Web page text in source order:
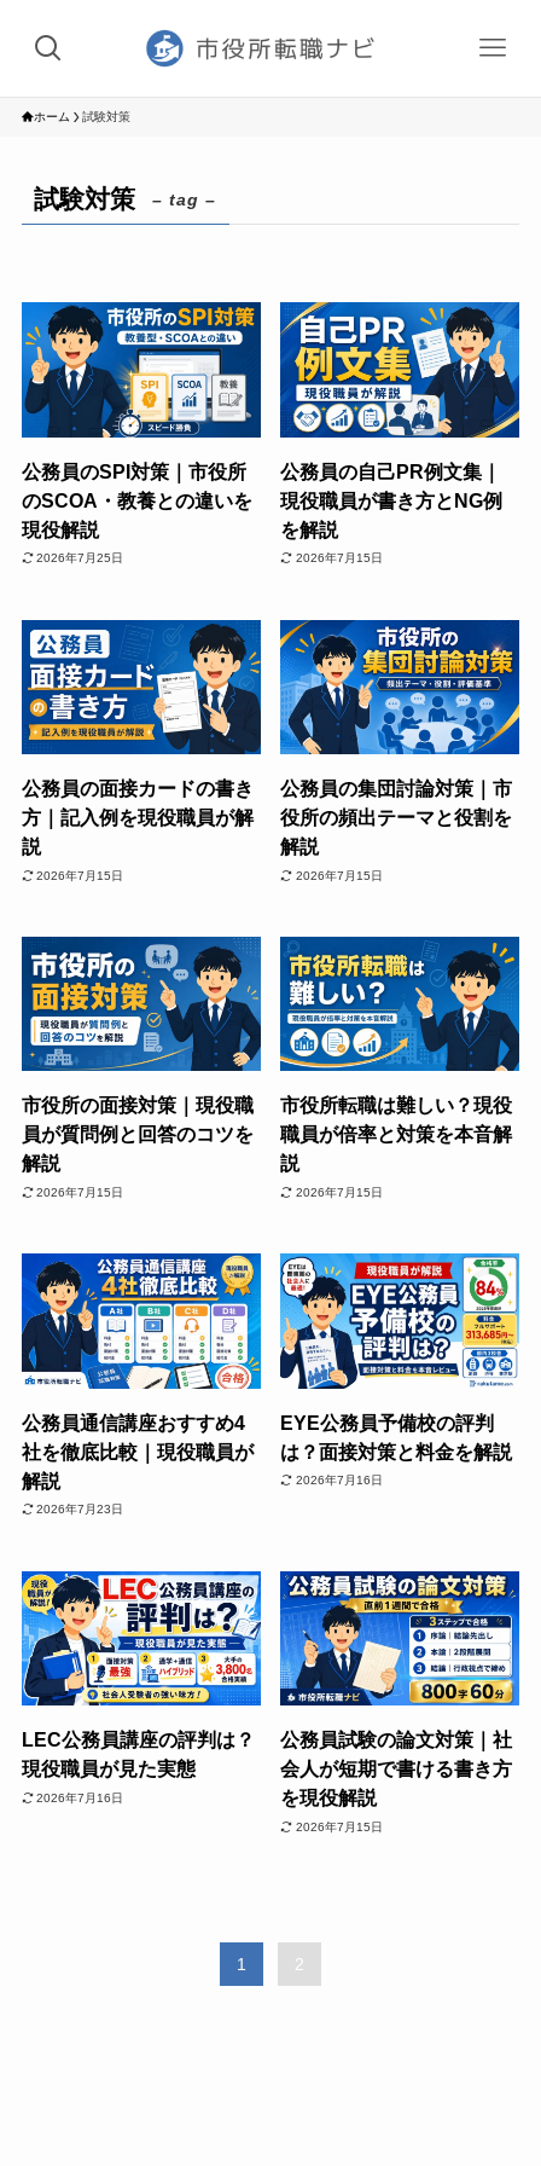
ホーム 試験対策
試験対策 – tag –
公務員のSPI対策｜市役所
のSCOA・教養との違いを
現役解説
2026年7月25日
公務員の自己PR例文集｜
現役職員が書き方とNG例
を解説
2026年7月15日
公務員の面接カードの書き
方｜記入例を現役職員が解
説
2026年7月15日
公務員の集団討論対策｜市
役所の頻出テーマと役割を
解説
2026年7月15日
市役所の面接対策｜現役職
員が質問例と回答のコツを
解説
2026年7月15日
市役所転職は難しい？現役
職員が倍率と対策を本音解
説
2026年7月15日
公務員通信講座おすすめ4
社を徹底比較｜現役職員が
解説
2026年7月23日
EYE公務員予備校の評判
は？面接対策と料金を解説
2026年7月16日
LEC公務員講座の評判は？
現役職員が見た実態
2026年7月16日
公務員試験の論文対策｜社
会人が短期で書ける書き方
を現役解説
2026年7月15日
1 2